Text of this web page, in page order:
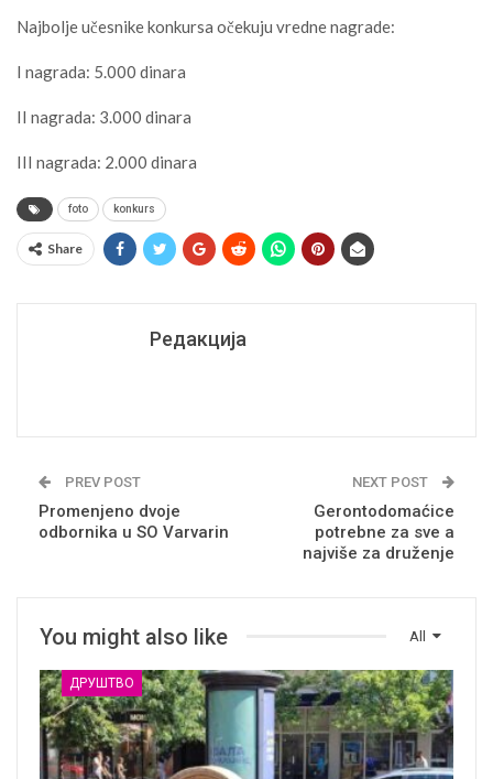
Najbolje učesnike konkursa očekuju vredne nagrade:
I nagrada: 5.000 dinara
II nagrada: 3.000 dinara
III nagrada: 2.000 dinara
foto konkurs
Share
Редакција
PREV POST
Promenjeno dvoje
odbornika u SO Varvarin
NEXT POST
Gerontodomaćice
potrebne za sve a
najviše za druženje
All
You might also like
ДРУШТВО